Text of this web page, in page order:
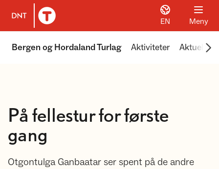
Til DNT.no forside
EN Meny
Bergen og Hordaland Turlag Aktiviteter Aktuelt
På fellestur for første
gang
Otgontulga Ganbaatar ser spent på de andre